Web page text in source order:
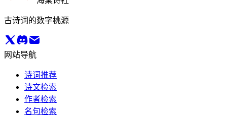
古诗词的数字桃源
网站导航
诗词推荐
诗文检索
作者检索
名句检索